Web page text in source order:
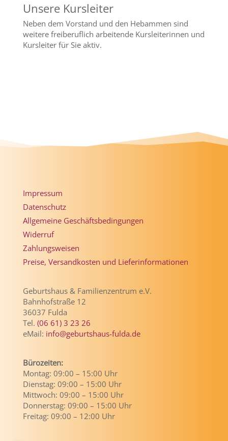
Unsere Kursleiter
Neben dem Vorstand und den Hebammen sind
weitere freiberuflich arbeitende Kursleiterinnen und
Kursleiter für Sie aktiv.
Impressum
Datenschutz
Allgemeine Geschäftsbedingungen
Widerruf
Zahlungsweisen
Preise, Versandkosten und Lieferinformationen
Geburtshaus & Familienzentrum e.V.
Bahnhofstraße 12
36037 Fulda
Tel. (06 61) 3 23 26
eMail: info@geburtshaus-fulda.de
Bürozeiten:
Montag: 09:00 – 15:00 Uhr
Dienstag: 09:00 – 15:00 Uhr
Mittwoch: 09:00 – 15:00 Uhr
Donnerstag: 09:00 – 15:00 Uhr
Freitag: 09:00 – 12:00 Uhr